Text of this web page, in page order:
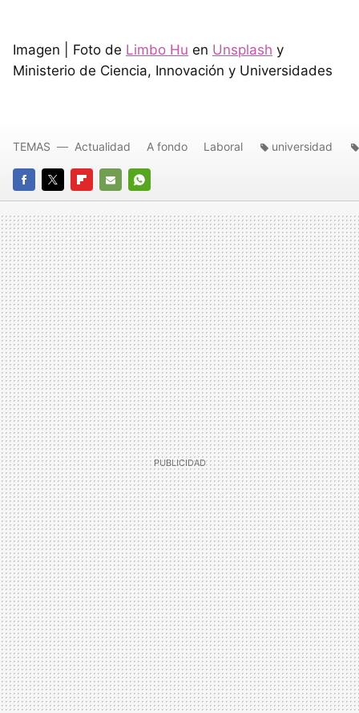
Imagen | Foto de Limbo Hu en Unsplash y
Ministerio de Ciencia, Innovación y Universidades
FACEBOOK
TWITTERFLIPBOARD
E-
MAIL
WHATSAPP
TEMAS Actualidad A fondo Laboral universidad